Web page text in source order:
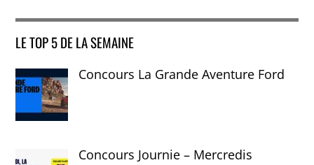
LE TOP 5 DE LA SEMAINE
Concours La Grande Aventure Ford
Concours Journie – Mercredis